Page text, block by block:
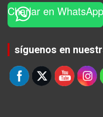
Charlar en WhatsApp
síguenos en